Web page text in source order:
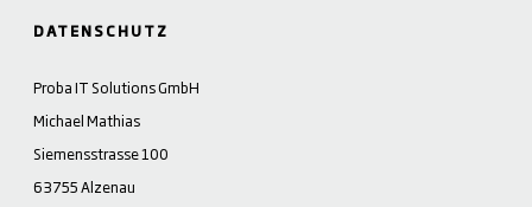
DATENSCHUTZ
Proba IT Solutions GmbH
Michael Mathias
Siemensstrasse 100
63755 Alzenau